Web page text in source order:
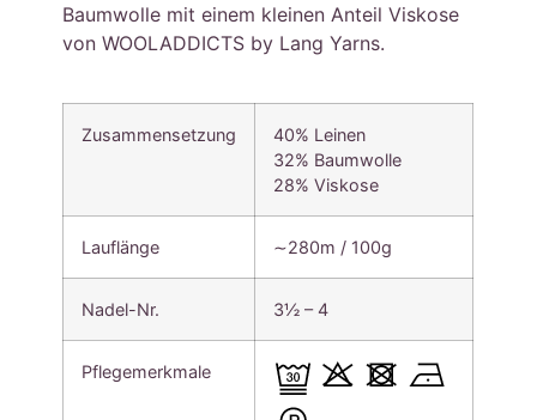
Baumwolle mit einem kleinen Anteil Viskose
von WOOLADDICTS by Lang Yarns.
Zusammensetzung
40% Leinen
32% Baumwolle
28% Viskose
Lauflänge ∼280m / 100g
Nadel-Nr. 3½ – 4
Pflegemerkmale